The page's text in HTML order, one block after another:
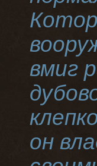
вмиг
он